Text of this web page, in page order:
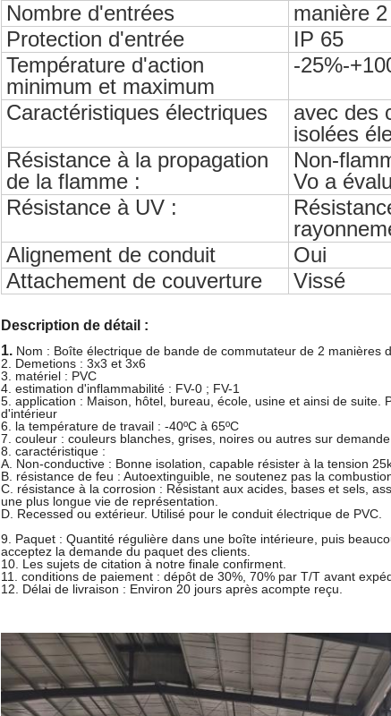
Nombre d'entrées
manière 2
Protection d'entrée
IP 65
Température d'action
minimum et maximum
-25%-
Caractéristiques électriques
avec des
isolées
Résistance à la propagation
de la flamme :
Non-
Vo a
Résistance à UV :
Alignement de conduit
Oui
Attachement de couverture
Vissé
Description de détail :
1. Nom : Boîte électrique de bande de commutateur de 2 manières
2. Demetions : 3x3 et 3x6
3. matériel : PVC
4. estimation d'inflammabilité : FV-0 ; FV-1
5. application : Maison, hôtel, bureau, école, usine et ainsi de suite.
d'intérieur
6. la température de travail : -40ºC à 65ºC
7. couleur : couleurs blanches, grises, noires ou autres sur demande
8. caractéristique :
A. Non-conductive : Bonne isolation, capable résister à la tension
B. résistance de feu : Autoextinguible, ne soutenez pas la
C. résistance à la corrosion : Résistant aux acides, bases et sels,
une plus longue vie de représentation.
D. Recessed ou extérieur. Utilisé pour le conduit électrique de PVC.
9. Paquet : Quantité régulière dans une boîte intérieure, puis
acceptez la demande du paquet des clients.
10. Les sujets de citation à notre finale confirment.
11. conditions de paiement : dépôt de 30%, 70% par T/T avant
12. Délai de livraison : Environ 20 jours après acompte reçu.